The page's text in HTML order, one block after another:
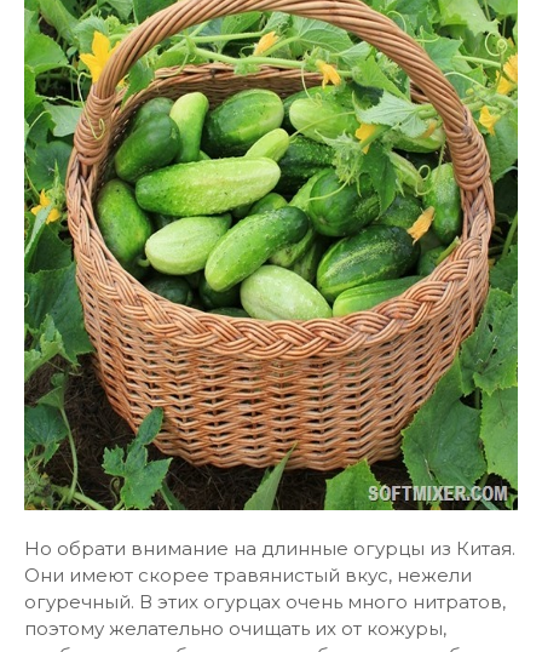
Но обрати внимание на длинные огурцы из Китая.
Они имеют скорее травянистый вкус, нежели
огуречный. В этих огурцах очень много нитратов,
поэтому желательно очищать их от кожуры,